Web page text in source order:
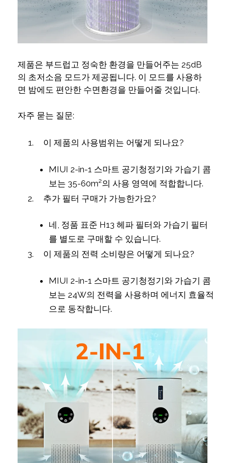
제품은 부드럽고 정숙한 환경을 만들어주는 25dB
의 초저소음 모드가 제공됩니다. 이 모드를 사용하
면 밤에도 편안한 수면환경을 만들어줄 것입니다.
자주 묻는 질문:
이 제품의 사용범위는 어떻게 되나요?
MIUI 2-in-1 스마트 공기청정기와 가습기 콤
보는 35-60m²의 사용 영역에 적합합니다.
추가 필터 구매가 가능한가요?
네, 정품 표준 H13 헤파 필터와 가습기 필터
를 별도로 구매할 수 있습니다.
이 제품의 전력 소비량은 어떻게 되나요?
MIUI 2-in-1 스마트 공기청정기와 가습기 콤
보는 24W의 전력을 사용하며 에너지 효율적
으로 동작합니다.